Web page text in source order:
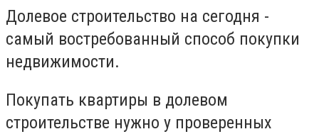
Долевое строительство на сегодня -
самый востребованный способ покупки
недвижимости.
Покупать квартиры в долевом
строительстве нужно у проверенных